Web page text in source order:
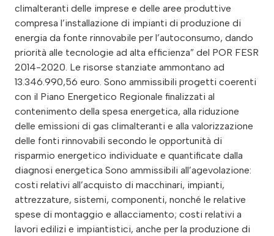
climalteranti delle imprese e delle aree produttive
compresa l’installazione di impianti di produzione di
energia da fonte rinnovabile per l’autoconsumo, dando
priorità alle tecnologie ad alta efficienza” del POR FESR
2014-2020. Le risorse stanziate ammontano ad
13.346.990,56 euro. Sono ammissibili progetti coerenti
con il Piano Energetico Regionale finalizzati al
contenimento della spesa energetica, alla riduzione
delle emissioni di gas climalteranti e alla valorizzazione
delle fonti rinnovabili secondo le opportunità di
risparmio energetico individuate e quantificate dalla
diagnosi energetica Sono ammissibili all’agevolazione:
costi relativi all’acquisto di macchinari, impianti,
attrezzature, sistemi, componenti, nonché le relative
spese di montaggio e allacciamento; costi relativi a
lavori edilizi e impiantistici, anche per la produzione di